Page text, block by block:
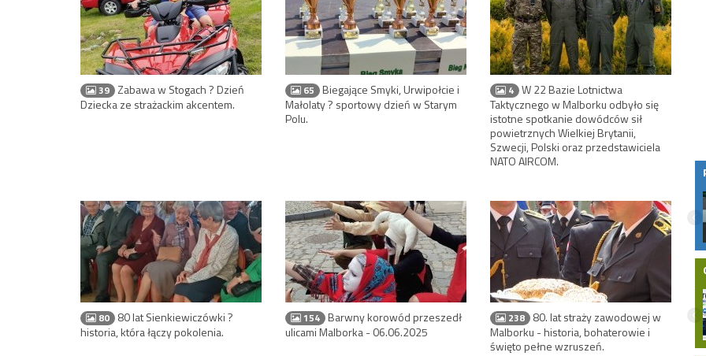
39 Zabawa w Stogach ? Dzień
Dziecka ze strażackim akcentem.
65 Biegające Smyki, Urwipołcie i
Małolaty ? sportowy dzień w Starym
Polu.
4 W 22 Bazie Lotnictwa
Taktycznego w Malborku odbyło się
istotne spotkanie dowódców sił
powietrznych Wielkiej Brytanii,
Szwecji, Polski oraz przedstawiciela
NATO AIRCOM.
80 80 lat Sienkiewiczówki ?
historia, która łączy pokolenia.
154 Barwny korowód przeszedł
ulicami Malborka - 06.06.2025
238 80. lat straży zawodowej w
Malborku - historia, bohaterowie i
święto pełne wzruszeń.
Wi-Fi 7 od Malborskich Światłowodów –
ultra szybki internet bezprzewodowy w
Twoim domu